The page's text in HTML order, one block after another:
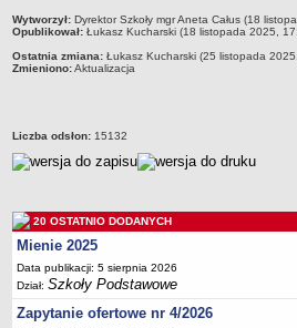
PORADNIE PSYCHOLOGICZNO-PEDAGOGICZNE
Zespół Poradni
BIURO FINANSÓW OŚWIATY
Godziny dyżurów
Zarządzenia
Rejestry, ewidencje, archiwa
Kontrole
PONOWNE WYKORZYSTYWANIE
metryczka
Wytworzył: Dyrektor Szkoły mgr Aneta Całus (18
Opublikował: Łukasz Kucharski (18 listopada 2025,
Ostatnia zmiana: Łukasz Kucharski (25 listopada
Zmieniono:Aktualizacja
Liczba odsłon: 15132
20 OSTATNIO DODANYCH
Mienie 2025
Data publikacji: 5 sierpnia 2026
Dział:Szkoły Podstawowe
Zapytanie ofertowe nr 4/2026